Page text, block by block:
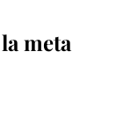
meta